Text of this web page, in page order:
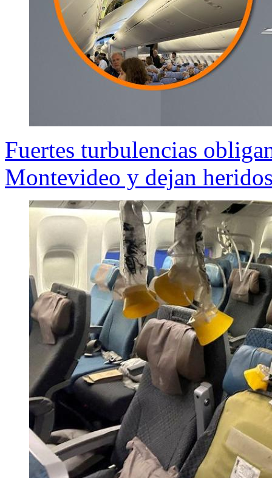
Fuertes turbulencias
Montevideo y dejan